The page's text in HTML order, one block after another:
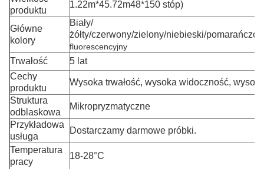
produktu
1.22m*45.72m48*150 stóp)
Główne
kolory
Biały/
żółty/czerwony/zielony/niebieski/
fluorescencyjny
Trwałość
5 lat
Cechy
produktu
Wysoka trwałość, wysoka widoczność,
Struktura
odblaskowa
Mikropryzmatyczne
Przykładowa
usługa
Dostarczamy darmowe próbki.
Temperatura
pracy
18-28°C